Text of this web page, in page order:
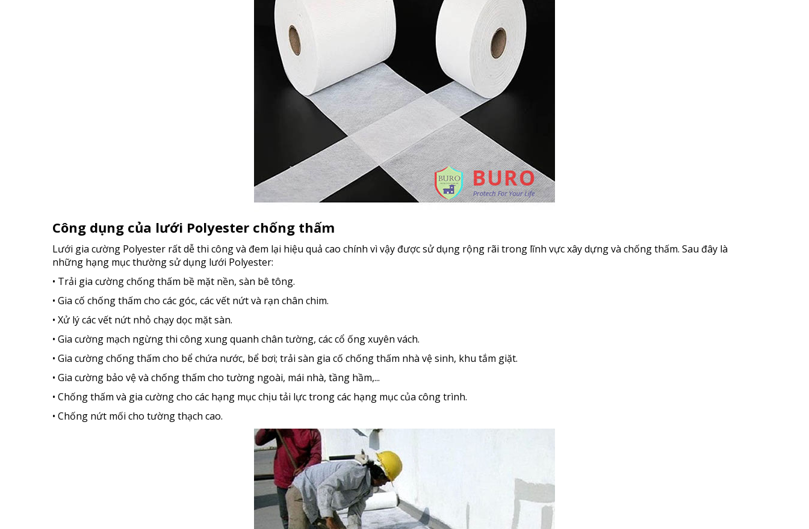
Công dụng của lưới Polyester chống thấm
Lưới gia cường Polyester rất dễ thi công và đem lại hiệu quả cao chính vì vậy được sử dụng rộng rãi trong lĩnh vực xây dựng và chống thấm. Sau đây là
những hạng mục thường sử dụng lưới Polyester:
• Trải gia cường chống thấm bề mặt nền, sàn bê tông.
• Gia cố chống thấm cho các góc, các vết nứt và rạn chân chim.
• Xử lý các vết nứt nhỏ chạy dọc mặt sàn.
• Gia cường mạch ngừng thi công xung quanh chân tường, các cổ ống xuyên vách.
• Gia cường chống thấm cho bể chứa nước, bể bơi; trải sàn gia cố chống thấm nhà vệ sinh, khu tắm giặt.
• Gia cường bảo vệ và chống thấm cho tường ngoài, mái nhà, tầng hầm,...
• Chống thấm và gia cường cho các hạng mục chịu tải lực trong các hạng mục của công trình.
• Chống nứt mối cho tường thạch cao.